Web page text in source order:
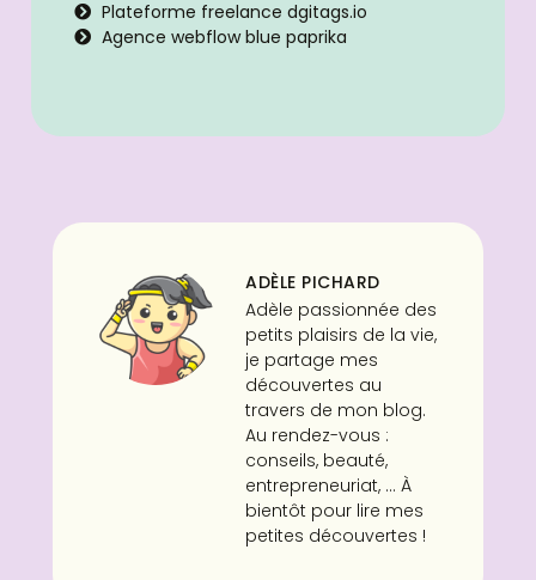
Plateforme freelance dgitags.io
Agence webflow blue paprika
ADÈLE PICHARD
Adèle passionnée des
petits plaisirs de la vie,
je partage mes
découvertes au
travers de mon blog.
Au rendez-vous :
conseils, beauté,
entrepreneuriat, ... À
bientôt pour lire mes
petites découvertes !